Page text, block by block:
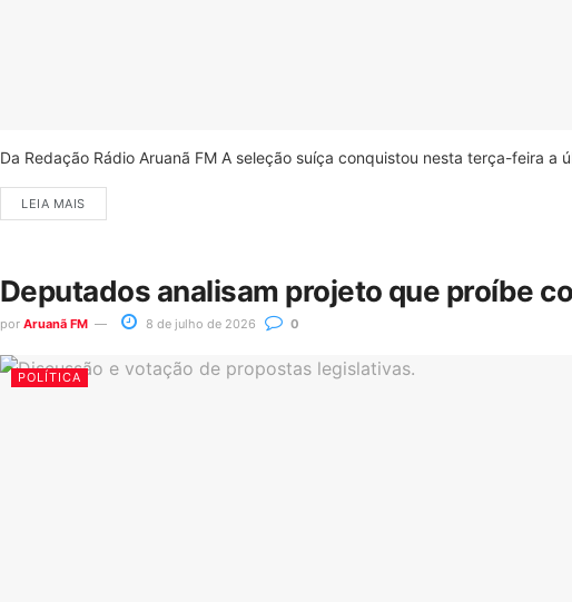
Da Redação Rádio Aruanã FM A seleção suíça conquistou nesta terça-feira a
LEIA MAIS
Deputados analisam projeto que proíbe
por Aruanã FM 8 de julho de 2026 0
POLÍTICA